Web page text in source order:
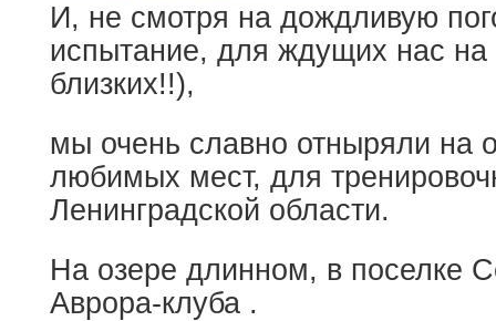
И, не смотря на дождливую
испытание, для ждущих нас на
близких!!),
мы очень славно отныряли на
любимых мест, для
Ленинградской области.
На озере длинном, в поселке
Аврора-клуба .